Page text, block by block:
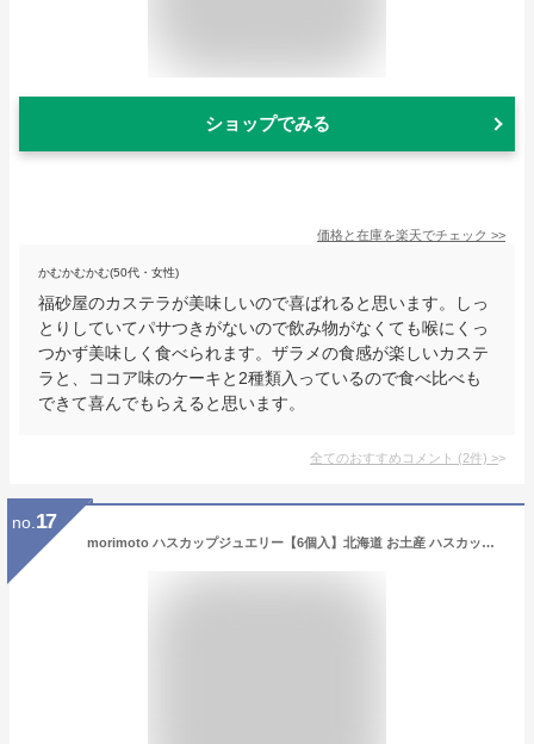
ショップでみる
価格と在庫を楽天でチェック >>
かむかむかむ(50代・女性)
福砂屋のカステラが美味しいので喜ばれると思います。しっ
とりしていてパサつきがないので飲み物がなくても喉にくっ
つかず美味しく食べられます。ザラメの食感が楽しいカステ
ラと、ココア味のケーキと2種類入っているので食べ比べも
できて喜んでもらえると思います。
全てのおすすめコメント (2件) >
no. 17
morimoto ハスカップジュエリー【6個入】北海道 お土産 ハスカップ ジャム バター クリーム チョコ サンド ケーキ クッキー ギフト プレゼント お取り寄せ 母の日 父の日 お中元 お歳暮 クリスマス バレンタインデー ホワイトデー